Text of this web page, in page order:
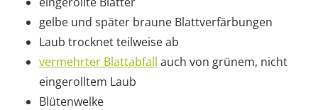
gelbe und später braune Blattverfärbungen
Laub trocknet teilweise ab
vermehrter Blattabfall auch von grünem, nicht
eingerolltem Laub
Blütenwelke